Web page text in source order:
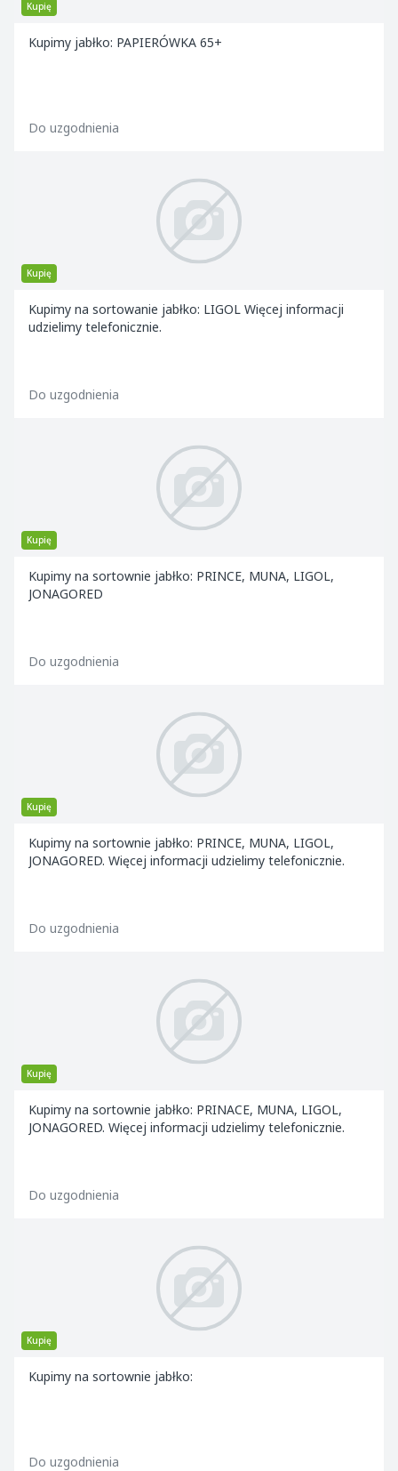
Kupię
Kupimy jabłko: PAPIERÓWKA 65+
Do uzgodnienia
Kupię
Kupimy na sortowanie jabłko: LIGOL Więcej informacji
udzielimy telefonicznie.
Do uzgodnienia
Kupię
Kupimy na sortownie jabłko: PRINCE, MUNA, LIGOL,
JONAGORED
Do uzgodnienia
Kupię
Kupimy na sortownie jabłko: PRINCE, MUNA, LIGOL,
JONAGORED. Więcej informacji udzielimy telefonicznie.
Do uzgodnienia
Kupię
Kupimy na sortownie jabłko: PRINACE, MUNA, LIGOL,
JONAGORED. Więcej informacji udzielimy telefonicznie.
Do uzgodnienia
Kupię
Kupimy na sortownie jabłko:
Do uzgodnienia